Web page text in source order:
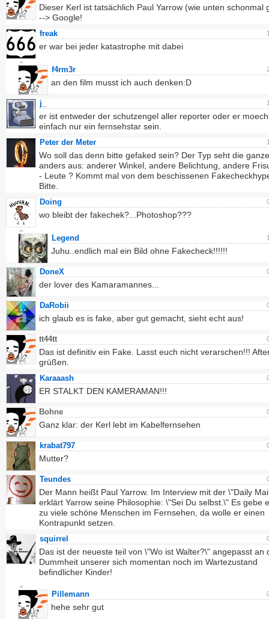
Dieser Kerl ist tatsächlich Paul Yarrow (wie unten schonmal
--> Google!
freak
er war bei jeder katastrophe mit dabei
f4rm3r
an den film musst ich auch denken:D
j_
er ist entweder der schutzengel aller reporter oder er
einfach nur ein fernsehstar sein.
Peter der Meter
Wo soll das denn bitte gefaked sein? Der Typ seht die
anders aus: anderer Winkel, andere Belichtung, andere
- Leute ? Kommt mal von dem beschissenen
Bitte.
Doing
wo bleibt der fakechek?...Photoshop???
Legend
Juhu..endlich mal ein Bild ohne Fakecheck!!!!!!
DoneX
der lover des Kamaramannes...
DaRobii
ich glaub es is fake, aber gut gemacht, sieht echt aus!
tt44tt
Das ist definitiv ein Fake. Lasst euch nicht verarschen!!!
grüßen.
Karaaash
ER STALKT DEN KAMERAMAN!!!
Bohne
Ganz klar: der Kerl lebt im Kabelfernsehen
krabat797
Mutter?
Teundes
Der Mann heißt Paul Yarrow. Im Interview mit der \"Daily
erklärt Yarrow seine Philosophie: \"Sei Du selbst.\" Es gebe
zu viele schöne Menschen im Fernsehen, da wolle er einen
Kontrapunkt setzen.
squirrel
Das ist der neueste teil von \"Wo ist Walter?\" angepasst an
Dummheit unserer sich momentan noch im Wartezustand
befindlicher Kinder!
Pillemann
hehe sehr gut